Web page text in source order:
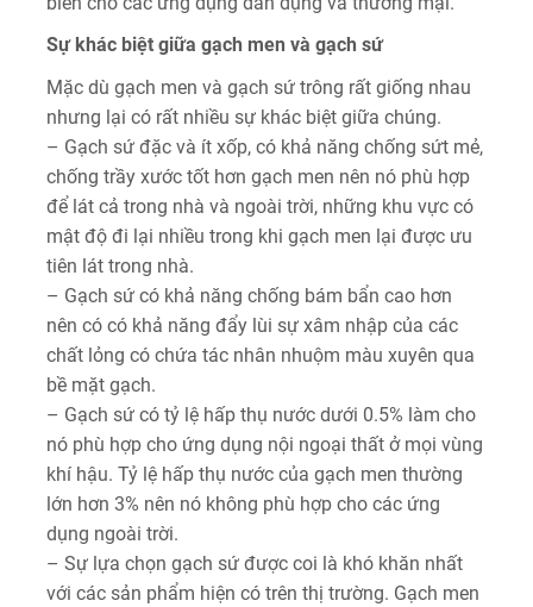
Sự khác biệt giữa gạch men và gạch sứ
Mặc dù gạch men và gạch sứ trông rất giống nhau
nhưng lại có rất nhiều sự khác biệt giữa chúng.
– Gạch sứ đặc và ít xốp, có khả năng chống sứt mẻ,
chống trầy xước tốt hơn gạch men nên nó phù hợp
để lát cả trong nhà và ngoài trời, những khu vực có
mật độ đi lại nhiều trong khi gạch men lại được ưu
tiên lát trong nhà.
– Gạch sứ có khả năng chống bám bẩn cao hơn
nên có có khả năng đẩy lùi sự xâm nhập của các
chất lỏng có chứa tác nhân nhuộm màu xuyên qua
bề mặt gạch.
– Gạch sứ có tỷ lệ hấp thụ nước dưới 0.5% làm cho
nó phù hợp cho ứng dụng nội ngoại thất ở mọi vùng
khí hậu. Tỷ lệ hấp thụ nước của gạch men thường
lớn hơn 3% nên nó không phù hợp cho các ứng
dụng ngoài trời.
– Sự lựa chọn gạch sứ được coi là khó khăn nhất
với các sản phẩm hiện có trên thị trường. Gạch men